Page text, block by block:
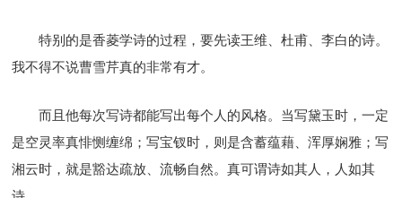
特别的是香菱学诗的过程，要先读王维、杜甫、李白的诗。
我不得不说曹雪芹真的非常有才。
而且他每次写诗都能写出每个人的风格。当写黛玉时，一定
是空灵率真悱恻缠绵；写宝钗时，则是含蓄蕴藉、浑厚娴雅；写
湘云时，就是豁达疏放、流畅自然。真可谓诗如其人，人如其